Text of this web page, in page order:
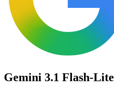
Gemini 3.1 Flash-Lite